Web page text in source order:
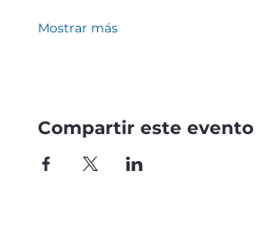
Mostrar más
Compartir este evento